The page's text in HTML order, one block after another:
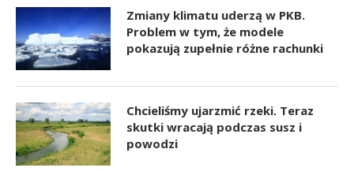
Zmiany klimatu uderzą w PKB.
Problem w tym, że modele
pokazują zupełnie różne rachunki
Chcieliśmy ujarzmić rzeki. Teraz
skutki wracają podczas susz i
powodzi